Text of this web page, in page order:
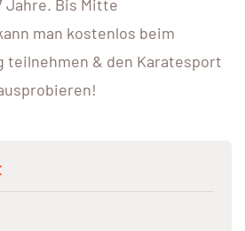
Jahre. Bis Mitte
man kostenlos beim
teilnehmen & den Karatesport